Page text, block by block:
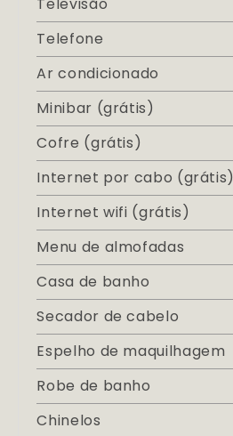
Televisão
Telefone
Ar condicionado
Minibar (grátis)
Cofre (grátis)
Internet por cabo (grátis)
Internet wifi (grátis)
Menu de almofadas
Casa de banho
Secador de cabelo
Espelho de maquilhagem
Robe de banho
Chinelos